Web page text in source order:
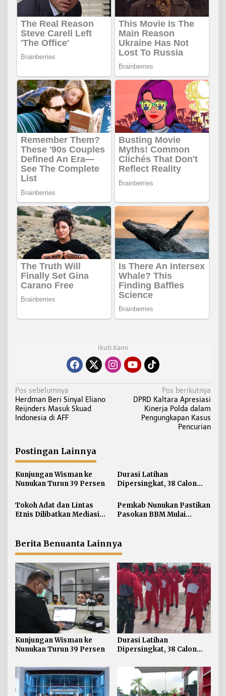
Ikuti Kami
N
a
v
a
s
i
p
o
s
Pos sebelumnya
Herdman Beri Sinyal Eliano
Reijnders Masuk Skuad
Indonesia di AFF
Pos berikutnya
DPRD Kaltara Apresiasi
Kinerja Polda dalam
Pengungkapan Kasus
Pencurian
Postingan Lainnya
Kunjungan Wisman ke
Nunukan Turun 39 Persen
Durasi Latihan
Dipersingkat, 38 Calon
Digembleng Tampil
Maksimal
Tokoh Adat dan Lintas
Etnis Dilibatkan Mediasi
Pemkab Nunukan Pastikan
Pasokan BBM Mulai
Berita Benuanta Lainnya
Kunjungan Wisman ke
Nunukan Turun 39 Persen
Durasi Latihan
Dipersingkat, 38 Calon
Digembleng Tampil
Maksimal